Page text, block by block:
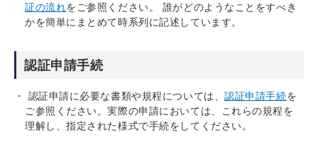
証の流れをご参照ください。 誰がどのようなことをすべき
かを簡単にまとめて時系列に記述しています。
認証申請手続
認証申請に必要な書類や規程については、認証申請手続を
ご参照ください。実際の申請においては、これらの規程を
理解し、指定された様式で手続をしてください。